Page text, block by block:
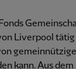
Liverpool
kann. Aus dem